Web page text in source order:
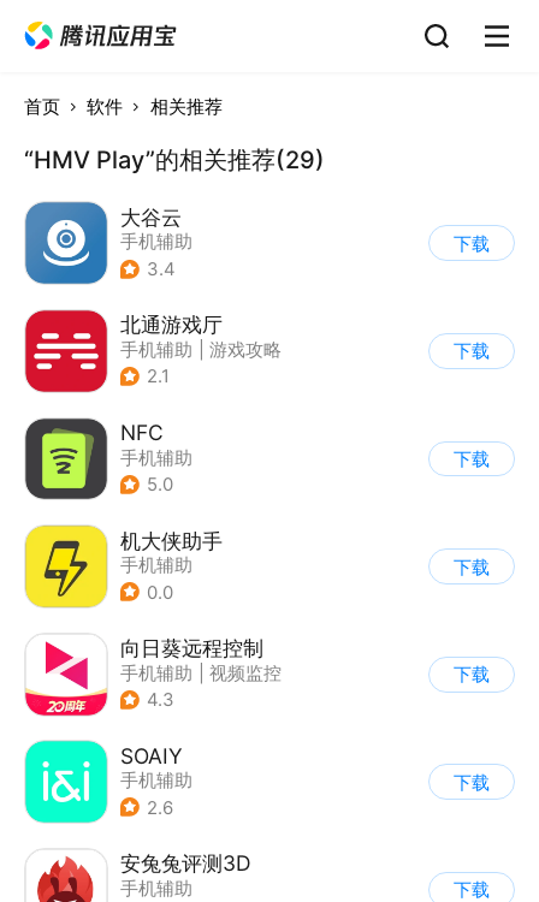
首页 软件 相关推荐
“HMV Play”的相关推荐(29)
大谷云
手机辅助
3.4
下载
北通游戏厅
手机辅助
游戏攻略
2.1
下载
NFC
手机辅助
5.0
下载
机大侠助手
手机辅助
0.0
下载
向日葵远程控制
手机辅助
视频监控
4.3
下载
SOAIY
手机辅助
2.6
下载
安兔兔评测3D
手机辅助
下载